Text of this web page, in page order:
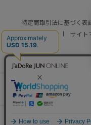
0
特定商取引法に基づく表
ご利用規約
サイト
© JUN
店舗在庫
をみる